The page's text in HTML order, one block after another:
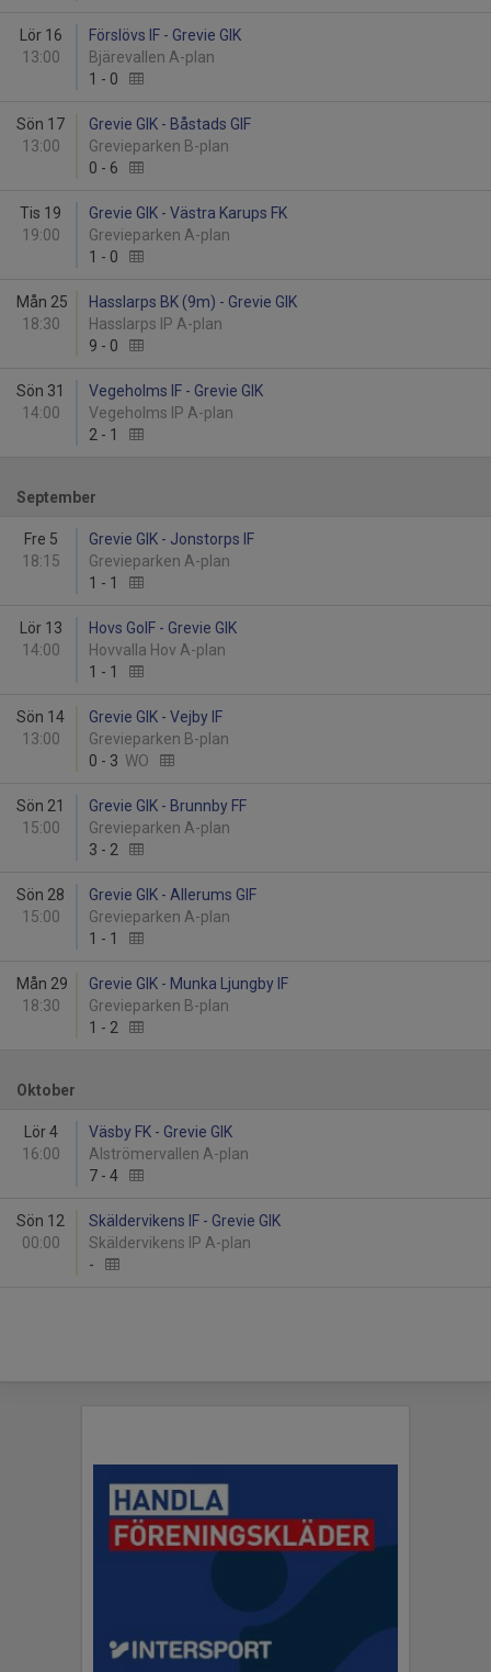
Lör 16
13:00
Förslövs IF - Grevie GIK
Bjärevallen A-plan
1 - 0
Sön 17
13:00
Grevie GIK - Båstads GIF
Grevieparken B-plan
0 - 6
Tis 19
19:00
Grevie GIK - Västra Karups FK
Grevieparken A-plan
1 - 0
Mån 25
18:30
Hasslarps BK (9m) - Grevie GIK
Hasslarps IP A-plan
9 - 0
Sön 31
14:00
Vegeholms IF - Grevie GIK
Vegeholms IP A-plan
2 - 1
September
Fre 5
18:15
Grevie GIK - Jonstorps IF
Grevieparken A-plan
1 - 1
Lör 13
14:00
Hovs GoIF - Grevie GIK
Hovvalla Hov A-plan
1 - 1
Sön 14
13:00
Grevie GIK - Vejby IF
Grevieparken B-plan
0 - 3 WO
Sön 21
15:00
Grevie GIK - Brunnby FF
Grevieparken A-plan
3 - 2
Sön 28
15:00
Grevie GIK - Allerums GIF
Grevieparken A-plan
1 - 1
Mån 29
18:30
Grevie GIK - Munka Ljungby IF
Grevieparken B-plan
1 - 2
Oktober
Lör 4
16:00
Väsby FK - Grevie GIK
Alströmervallen A-plan
7 - 4
Sön 12
00:00
Skäldervikens IF - Grevie GIK
Skäldervikens IP A-plan
-